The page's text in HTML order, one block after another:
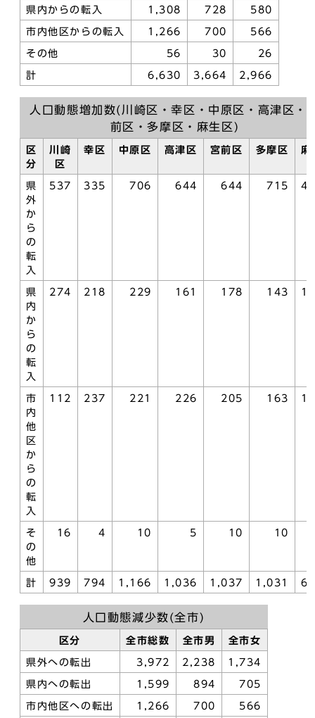
県内からの転入 1,308 728 580
市内他区からの転入 1,266 700 566
その他 56 30 26
計 6,630 3,664 2,966
人口動態増加数(川崎区・幸区・中原区・高津区・
前区・多摩区・麻生区)
区
分
川崎
区
幸区 中原区 高津区 宮前区 多摩区
麻
県
外
か
ら
の
転
入
537 335 706 644 644 715
県
内
か
ら
の
転
入
274 218 229 161 178 143
市
内
他
区
か
ら
の
転
入
112 237 221 226 205 163
そ
の
他
16 4 10 5 10 10
計 939 794 1,166 1,036 1,037 1,031
人口動態減少数(全市)
区分 全市総数 全市男 全市女
県外への転出 3,972 2,238 1,734
県内への転出 1,599 894 705
市内他区への転出 1,266 700 566